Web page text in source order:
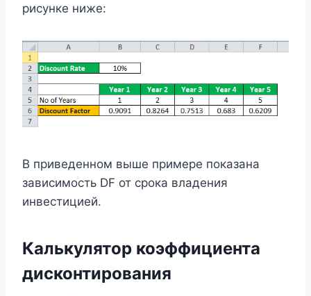
рисунке ниже:
В приведенном выше примере показана
зависимость DF от срока владения
инвестицией.
Калькулятор коэффициента
дисконтирования